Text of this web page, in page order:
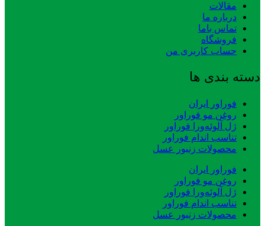
مقالات
درباره ما
تماس باما
فروشگاه
حساب کاربری من
دسته بندی ها
فوراور ایران
روغن مو فوراور
ژل آلوئه‌ورا فوراور
تناسب اندام فوراور
محصولات زنبور عسل
فوراور ایران
روغن مو فوراور
ژل آلوئه‌ورا فوراور
تناسب اندام فوراور
محصولات زنبور عسل